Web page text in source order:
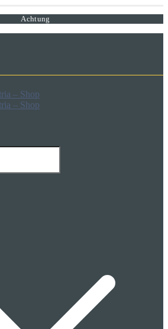
Achtung